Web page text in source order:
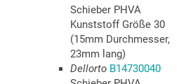
Schieber PHVA
Kunststoff Größe 30
(15mm Durchmesser,
23mm lang)
Dellorto B14730040